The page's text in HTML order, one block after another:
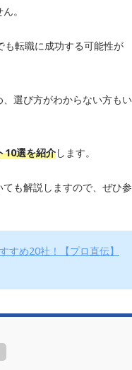
。
も転職に成功する可能性が
選び方がわからない方もい
10選を紹介します。
も解説しますので、ぜひ参
すめ20社！【プロ直伝】